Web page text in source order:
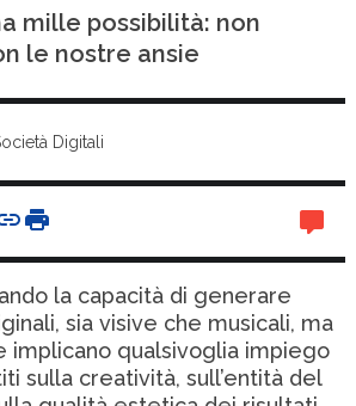
mille possibilità: non
le nostre ansie
Digitali
la capacità di generare
sia visive che musicali, ma
implicano qualsivoglia impiego
sulla creatività, sull’entità del